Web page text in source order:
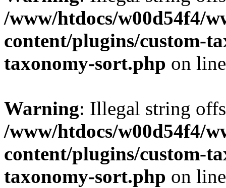
/www/htdocs/w00d54f4/
content/plugins/custom-
taxonomy-sort.php on
Warning: Illegal string
/www/htdocs/w00d54f4/
content/plugins/custom-
taxonomy-sort.php on